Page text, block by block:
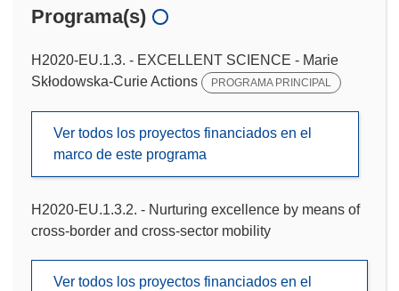
Programa(s)
H2020-EU.1.3. - EXCELLENT SCIENCE - Marie
Skłodowska-Curie Actions
PROGRAMA PRINCIPAL
Ver todos los proyectos financiados en el
marco de este programa
H2020-EU.1.3.2. - Nurturing excellence by means of
cross-border and cross-sector mobility
Ver todos los proyectos financiados en el